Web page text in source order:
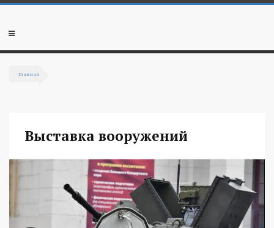
Перейти к основному содержанию
Мобильное
Главная
Выставка вооружений